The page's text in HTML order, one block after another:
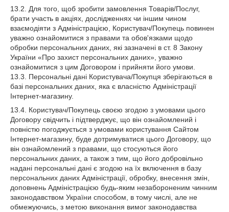
13.2. Для того, щоб зробити замовлення Товарів/Послуг,
брати участь в акціях, дослідженнях чи іншим чином
взаємодіяти з Адміністрацією, Користувач/Покупець повинен
уважно ознайомитися з правами та обов'язками щодо
обробки персональних даних, які зазначені в ст. 8 Закону
України «Про захист персональних даних», уважно
ознайомитися з цим Договором і прийняти його умови.
13.3. Персональні дані Користувача/Покупця зберігаються в
базі персональних даних, яка є власністю Адміністрації
Інтернет-магазину.
13.4. Користувач/Покупець своєю згодою з умовами цього
Договору свідчить і підтверджує, що він ознайомлений і
повністю погоджується з умовами користування Сайтом
Інтернет-магазину, буде дотримуватися цього Договору, що
він ознайомлений з правами, що стосуються його
персональних даних, а також з тим, що його добровільно
надані персональні дані є згодою на їх включення в базу
персональних даних Адміністрації, обробку, внесення змін,
доповнень Адміністрацією будь-яким незабороненим чинним
законодавством України способом, в тому числі, але не
обмежуючись, з метою виконання вимог законодавства